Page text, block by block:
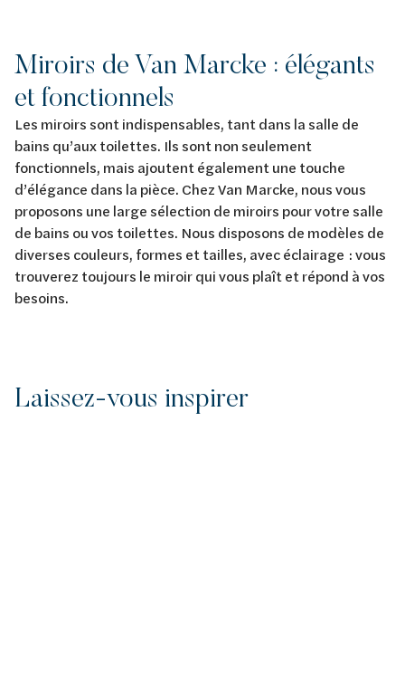
Miroirs de Van Marcke : élégants
et fonctionnels
Les miroirs sont indispensables, tant dans la salle de
bains qu’aux toilettes. Ils sont non seulement
fonctionnels, mais ajoutent également une touche
d’élégance dans la pièce. Chez Van Marcke, nous vous
proposons une large sélection de miroirs pour votre salle
de bains ou vos toilettes. Nous disposons de modèles de
diverses couleurs, formes et tailles, avec éclairage : vous
trouverez toujours le miroir qui vous plaît et répond à vos
besoins.
Laissez-vous inspirer